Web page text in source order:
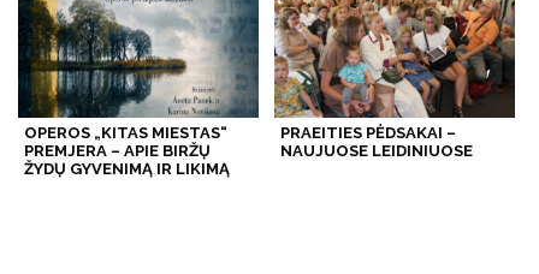
OPEROS „KITAS MIESTAS“
PREMJERA – APIE BIRŽŲ
ŽYDŲ GYVENIMĄ IR LIKIMĄ
PRAEITIES PĖDSAKAI –
NAUJUOSE LEIDINIUOSE